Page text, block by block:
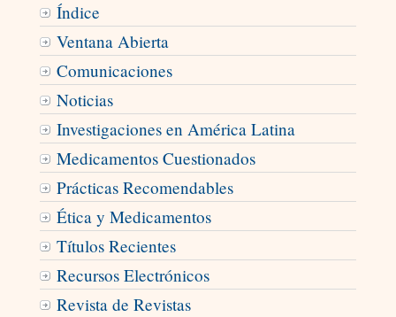
Índice
Ventana Abierta
Comunicaciones
Noticias
Investigaciones en América Latina
Medicamentos Cuestionados
Prácticas Recomendables
Ética y Medicamentos
Títulos Recientes
Recursos Electrónicos
Revista de Revistas